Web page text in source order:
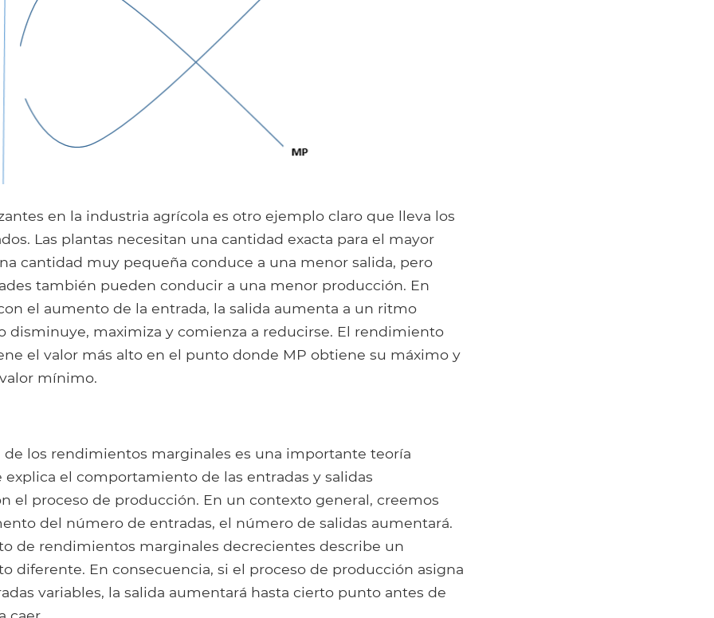
en la industria agrícola es otro ejemplo claro que lleva los
Las plantas necesitan una cantidad exacta para el mayor
cantidad muy pequeña conduce a una menor salida, pero
también pueden conducir a una menor producción. En
el aumento de la entrada, la salida aumenta a un ritmo
disminuye, maximiza y comienza a reducirse. El rendimiento
el valor más alto en el punto donde MP obtiene su máximo y
mínimo.
de los rendimientos marginales es una importante teoría
el comportamiento de las entradas y salidas
el proceso de producción. En un contexto general, creemos
del número de entradas, el número de salidas aumentará.
de rendimientos marginales decrecientes describe un
diferente. En consecuencia, si el proceso de producción asigna
variables, la salida aumentará hasta cierto punto antes de